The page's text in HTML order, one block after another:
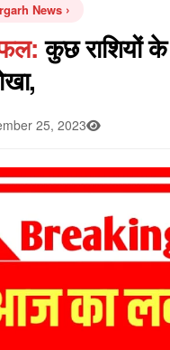
News
कुछ राशियों
25, 2023